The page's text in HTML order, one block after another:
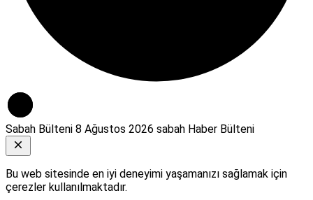
Sabah Bülteni 8 Ağustos 2026 sabah Haber Bülteni
Bu web sitesinde en iyi deneyimi yaşamanızı sağlamak için
çerezler kullanılmaktadır.